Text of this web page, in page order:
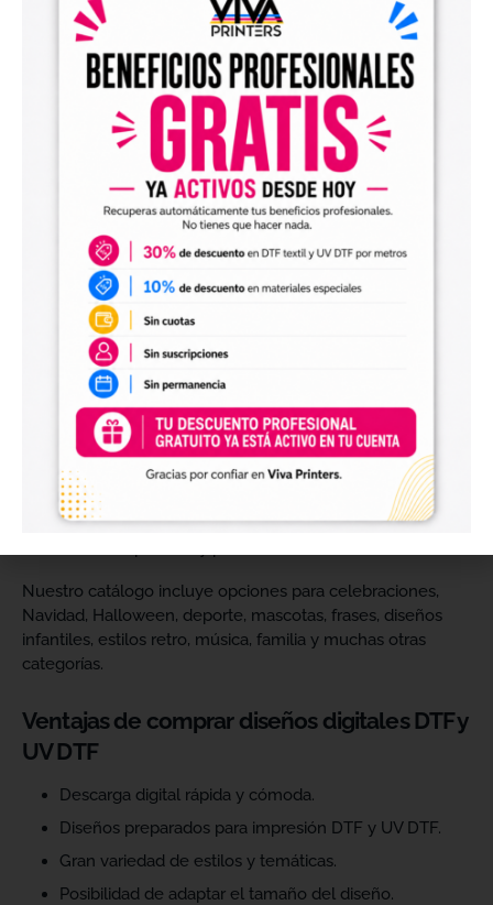
el archivo en tu programa de impresión y producirlo con tu
maquinaria DTF.
Diseños digitales para impresión UV DTF
También encontrarás diseños digitales para UV DTF
perfectos para personalizar vasos, botellas, termos, cajas,
envases, artículos promocionales y otras superficies rígidas
Estos diseños permiten incorporar nuevas opciones a tu
catálogo de personalización de objetos y preparar
producciones propias utilizando tu impresora UV DTF o tu
proveedor habitual de impresión.
Archivos digitales para negocios de
personalización
Comprar diseños digitales es una solución práctica para
profesionales que quieren ahorrar tiempo, renovar su
catálogo y ofrecer más variedad de productos a sus
clientes. Podrás escoger diseños de diferentes estilos,
Nuestro catálogo incluye opciones para celebraciones,
Navidad, Halloween, deporte, mascotas, frases, diseños
infantiles, estilos retro, música, familia y muchas otras
categorías.
Ventajas de comprar diseños digitales DTF y
UV DTF
Descarga digital rápida y cómoda.
Diseños preparados para impresión DTF y UV DTF.
Gran variedad de estilos y temáticas.
Posibilidad de adaptar el tamaño del diseño.